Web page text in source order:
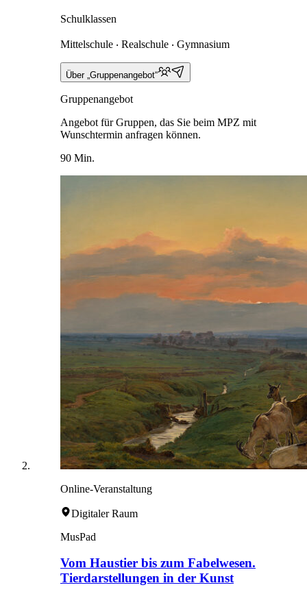
Schulklassen
Mittelschule ‧ Realschule ‧ Gymnasium
Über „Gruppenangebot“
Gruppenangebot
Angebot für Gruppen, das Sie beim MPZ mit
Wunschtermin anfragen können.
90 Min.
Online-Veranstaltung
Digitaler Raum
MusPad
Vom Haustier bis zum Fabelwesen.
Tierdarstellungen in der Kunst